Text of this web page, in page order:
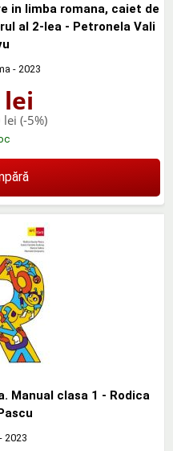
in limba romana, caiet de
al 2-lea - Petronela Vali
- 2023
lei
lei (-5%)
Manual clasa 1 - Rodica
2023